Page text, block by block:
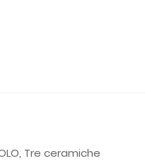
Tre ceramiche